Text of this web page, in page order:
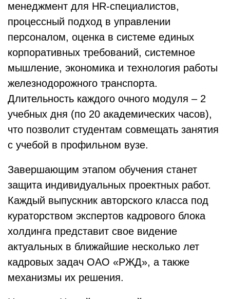
менеджмент для HR-специалистов,
процессный подход в управлении
персоналом, оценка в системе единых
корпоративных требований, системное
мышление, экономика и технология работы
железнодорожного транспорта.
Длительность каждого очного модуля – 2
учебных дня (по 20 академических часов),
что позволит студентам совмещать занятия
с учебой в профильном вузе.
Завершающим этапом обучения станет
защита индивидуальных проектных работ.
Каждый выпускник авторского класса под
кураторством экспертов кадрового блока
холдинга представит свое видение
актуальных в ближайшие несколько лет
кадровых задач ОАО «РЖД», а также
механизмы их решения.